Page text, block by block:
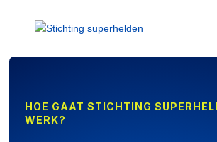
HOE GAAT STICHTING
WERK?